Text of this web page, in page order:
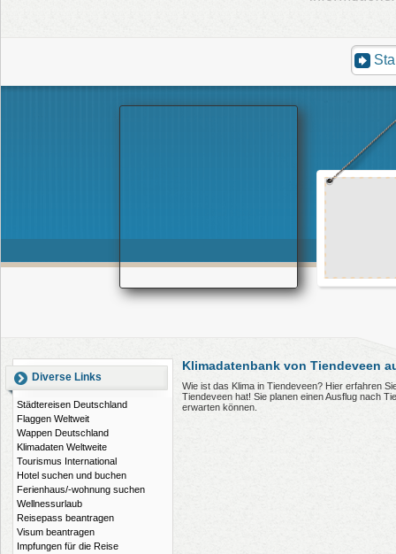
Diverse Links
Städtereisen Deutschland
Flaggen Weltweit
Wappen Deutschland
Klimadaten Weltweite
Tourismus International
Hotel suchen und buchen
Ferienhaus/-wohnung suchen
Wellnessurlaub
Reisepass beantragen
Visum beantragen
Impfungen für die Reise
Klimadatenbank von Tiendeveen
Wie ist das Klima in Tiendeveen? Hier erfahren
Tiendeveen hat! Sie planen einen Ausflug nach
erwarten können.